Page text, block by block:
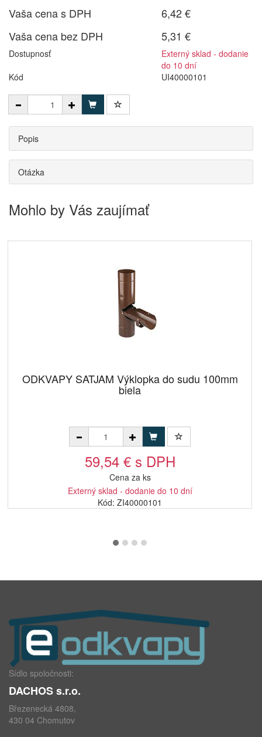
Vaša cena s DPH
6,42 €
Vaša cena bez DPH
5,31 €
Dostupnosť
Externý sklad - dodanie
do 10 dní
Kód
UI40000101
Popis
Otázka
Mohlo by Vás zaujímať
ODKVAPY SATJAM Výklopka do sudu 100mm
biela
59,54 € s DPH
Cena za ks
Externý sklad - dodanie do 10 dní
Kód: ZI40000101
Sídlo spoločnosti:
DACHOS s.r.o.
Březenecká 4808,
430 04 Chomutov